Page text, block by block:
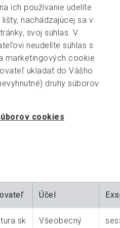
ich používanie udelíte
nachádzajúcej sa v
svoj súhlas. V
neudelíte súhlas s
marketingových cookie
ukladať do Vášho
druhy súborov
cookies
Účel
Všeobecný